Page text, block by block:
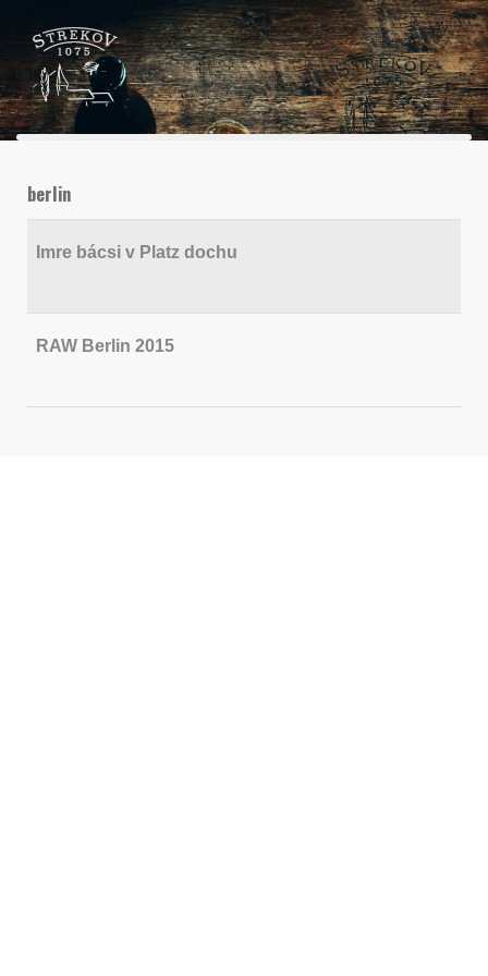
berlin
Imre bácsi v Platz dochu
RAW Berlin 2015